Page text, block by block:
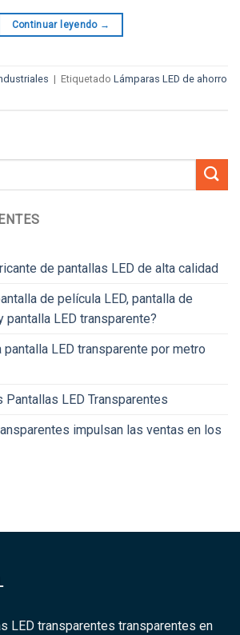
de pantallas LED de alta calidad
de película LED, pantalla de
pantalla LED transparente?
pantalla LED transparente por metro
LED Transparentes
impulsan las ventas en los
Continuar leyendo →
| Etiquetado Lámparas LED de ahorro
LED transparentes transparentes en